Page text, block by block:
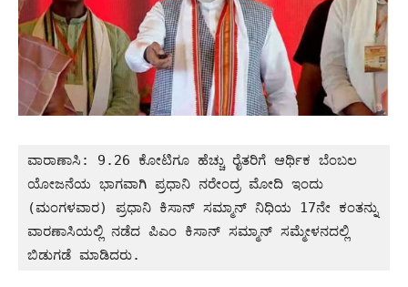
ವಾರಾಣಾಸಿ: 9.26 ಕೋಟಿಗೂ ಹೆಚ್ಚು ರೈತರಿಗೆ ಆರ್ಥಿಕ ಬೆಂಬಲ
ಯೋಜನೆಯ ಭಾಗವಾಗಿ ಪ್ರಧಾನಿ ನರೇಂದ್ರ ಮೋದಿ ಇಂದು
(ಮಂಗಳವಾರ) ಪ್ರಧಾನಿ ಕಿಸಾನ್ ಸಮ್ಮಾನ್ ನಿಧಿಯ 17ನೇ ಕಂತನ್ನು
ವಾರಣಾಸಿಯಲ್ಲಿ ನಡೆದ ಪಿಎಂ ಕಿಸಾನ್ ಸಮ್ಮಾನ್ ಸಮ್ಮೇಳನದಲ್ಲಿ
ಬಿಡುಗಡೆ ಮಾಡಿದರು.